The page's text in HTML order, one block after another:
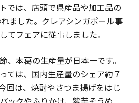
では、店頭で県産品や加工品の
ました。クレアシンガポール事
てフェアに従事しました。
、本葛の生産量が日本一です。
ては、国内生産量のシェア約７
回は、焼酎やさつま揚げをはじ